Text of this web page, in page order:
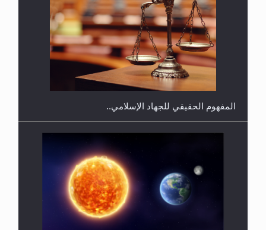
هل يجوز فتح مشروع كوافير نسائي للمحجبات وغير
المحجبات؟
المفهوم الحقيقي للجهاد الإسلامي..